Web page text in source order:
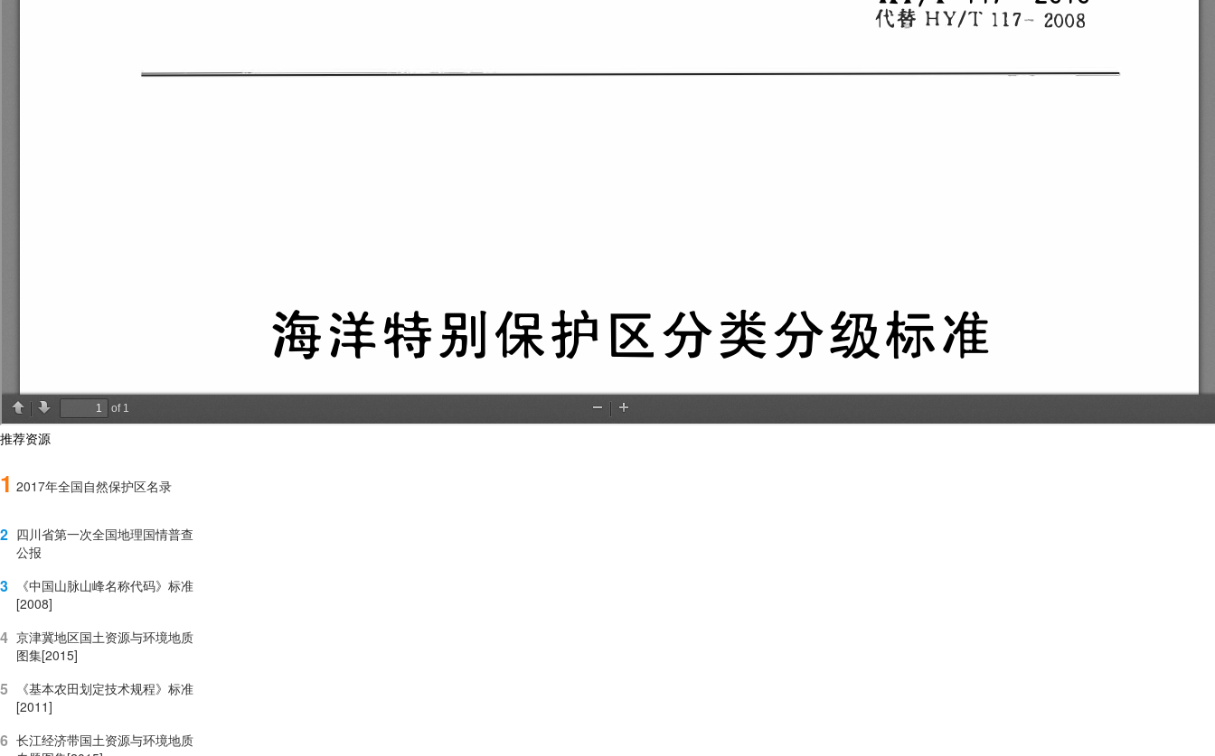
推荐资源
1 2017年全国自然保护区名录
2 四川省第一次全国地理国情普查
公报
3
《中国山脉山峰名称代码》标准
[2008]
4 京津冀地区国土资源与环境地质
图集[2015]
5
《基本农田划定技术规程》标准
[2011]
6 长江经济带国土资源与环境地质